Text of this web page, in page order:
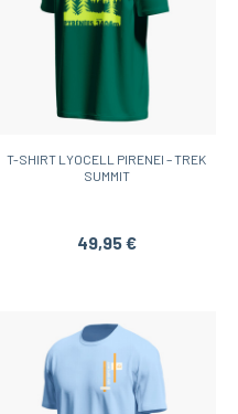
T-SHIRT LYOCELL PIRENEI – TREK
SUMMIT
49,95 €